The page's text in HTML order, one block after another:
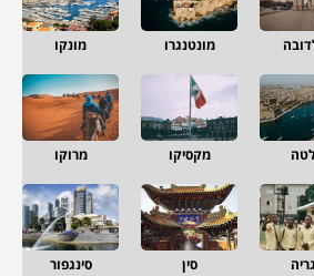
מונטנגרו מונקו
מקסיקו מרוקו
סין סינגפור